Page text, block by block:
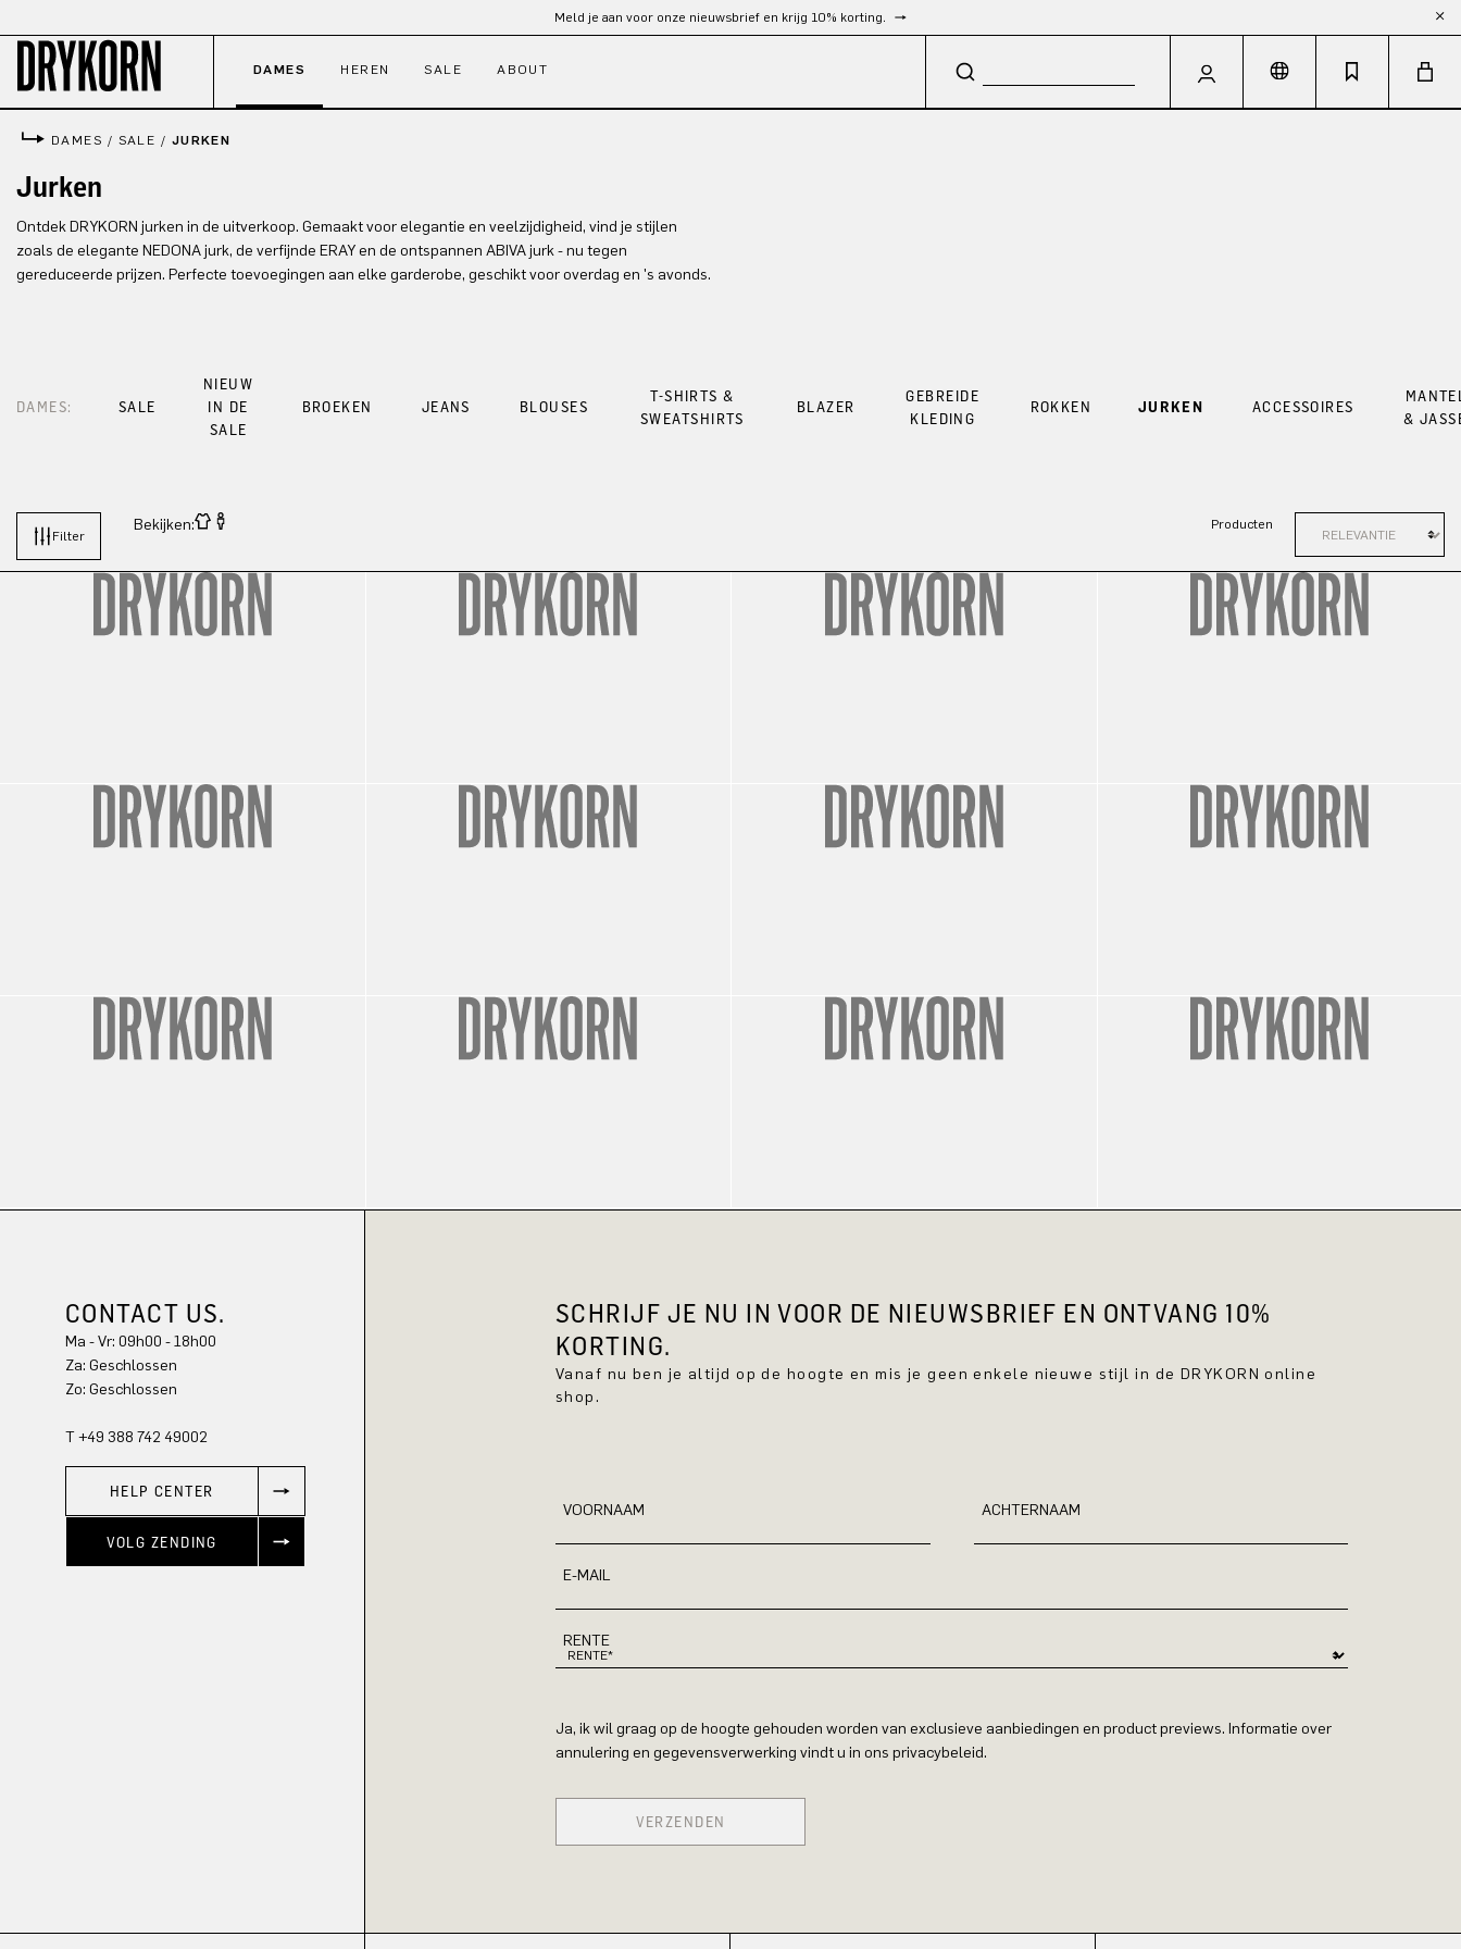
Meld je aan voor onze nieuwsbrief en krijg 10% korting.
DAMES HEREN SALE ABOUT
DAMES / SALE / JURKEN
Jurken
Ontdek DRYKORN jurken in de uitverkoop. Gemaakt voor elegantie en veelzijdigheid, vind je stijlen
zoals de elegante NEDONA jurk, de verfijnde ERAY en de ontspannen ABIVA jurk - nu tegen
gereduceerde prijzen. Perfecte toevoegingen aan elke garderobe, geschikt voor overdag en 's avonds.
DAMES: SALE
NIEUW
IN DE
SALE
BROEKEN JEANS BLOUSES
T-SHIRTS &
SWEATSHIRTS
BLAZER
GEBREIDE
KLEDING
ROKKEN JURKEN ACCESSOIRES
&
Filter
Bekijken: Producten
CONTACT US.
Ma - Vr: 09h00 - 18h00
Za: Geschlossen
Zo: Geschlossen
T +49 388 742 49002
HELP CENTER
VOLG ZENDING
SCHRIJF JE NU IN VOOR DE NIEUWSBRIEF EN ONTVANG 10%
KORTING.
Vanaf nu ben je altijd op de hoogte en mis je geen enkele nieuwe stijl in de DRYKORN online
shop.
VOORNAAM ACHTERNAAM
E-MAIL
RENTE
Ja, ik wil graag op de hoogte gehouden worden van exclusieve aanbiedingen en product previews. Informatie over
annulering en gegevensverwerking vindt u in ons privacybeleid.
VERZENDEN